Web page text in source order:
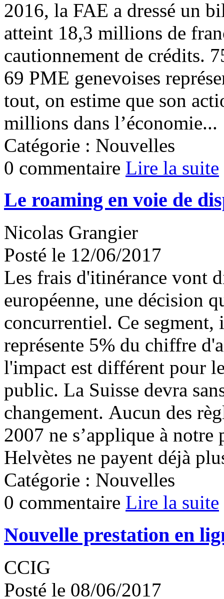
2016, la FAE a dressé un
atteint 18,3 millions de
cautionnement de crédits.
69 PME genevoises
tout, on estime que son
millions dans l’économie...
Catégorie : Nouvelles
0 commentaire Lire la suite
Le roaming en voie de
Nicolas Grangier
Posté le 12/06/2017
Les frais d'itinérance vont
européenne, une décision
concurrentiel. Ce segment,
représente 5% du chiffre
l'impact est différent pour
public. La Suisse devra
changement. Aucun des
2007 ne s’applique à notre
Helvètes ne payent déjà
Catégorie : Nouvelles
0 commentaire Lire la suite
Nouvelle prestation en
CCIG
Posté le 08/06/2017